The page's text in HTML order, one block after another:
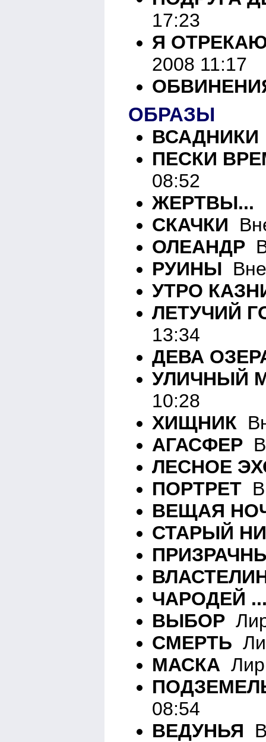
17:23
Я
2008 11:17
ОБРАЗЫ
ВСАДНИКИ
ПЕСКИ
08:52
ЖЕРТВЫ...
СКАЧКИ
ОЛЕАНДР
РУИНЫ
УТРО
ЛЕТУЧИЙ
13:34
ДЕВА
УЛИЧНЫЙ
10:28
ХИЩНИК
АГАСФЕР
ЛЕСНОЕ
ПОРТРЕТ
ВЕЩАЯ
СТАРЫЙ
ЧАРОДЕЙ
ВЫБОР
СМЕРТЬ
МАСКА
08:54
ВЕДУНЬЯ